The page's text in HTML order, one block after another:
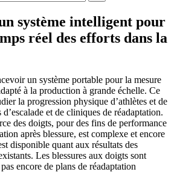
système intelligent pour
réel des efforts dans la
un système portable pour la mesure
à la production à grande échelle. Ce
la progression physique d’athlètes et de
d’escalade et de cliniques de réadaptation.
des doigts, pour des fins de performance
après blessure, est complexe et encore
disponible quant aux résultats des
Les blessures aux doigts sont
encore de plans de réadaptation